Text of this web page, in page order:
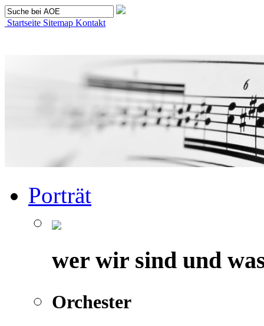
Startseite Sitemap Kontakt
Porträt
wer wir sind und
Orchester